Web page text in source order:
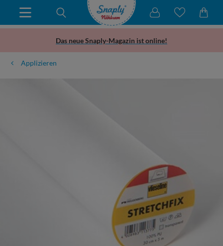
Das neue Snaply-Magazin ist online!
Applizieren